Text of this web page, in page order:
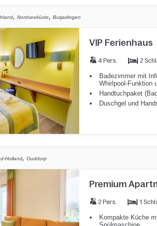
,Nordseeküste,Butjadingen
VIP Ferienhaus
4 Pers. 2
Badezimmer mit
Whirlpool-Funktion
Handtuchpaket
Duschgel und
Holland,Ouddorp
Premium
2 Pers. 1
Kompakte Küche